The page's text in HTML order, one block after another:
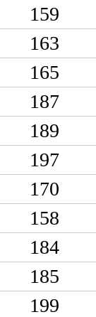
159
163
165
187
189
197
170
158
184
185
199